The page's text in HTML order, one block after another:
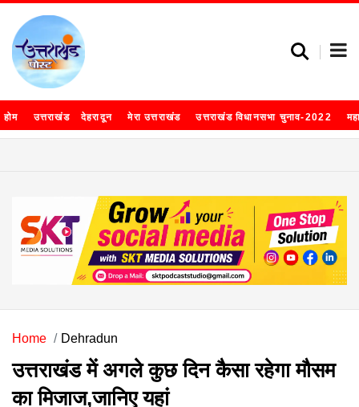
होम उत्तराखंड देहरादून मेरा उत्तराखंड उत्तराखंड विधानसभा चुनाव-2022
Home Dehradun
उत्तराखंड में अगले कुछ दिन कैसा रहेगा मौसम
का मिजाज,जानिए यहां